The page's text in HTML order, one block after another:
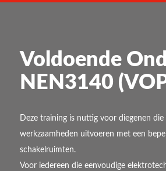
Voldoende
NEN3140
Deze training is nuttig voor diegenen
werkzaamheden uitvoeren met een
schakelruimten.
Voor iedereen die eenvoudige